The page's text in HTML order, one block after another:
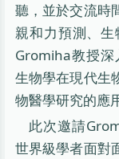
聽，並於交流時
親和力預測、
Gromiha教授深
生物學在現代生
物醫學研究的應
此次邀請
世界級學者面對